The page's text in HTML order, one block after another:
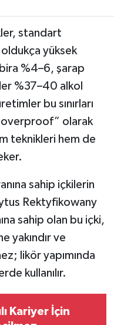
standart
oldukça yüksek
%4–6, şarap
%37–40 alkol
bu sınırları
olarak
teknikleri hem de
sahip içkilerin
Rektyfikowany
sahip olan bu içki,
yakındır ve
likör yapımında
kullanılır.
Kariyer İçin